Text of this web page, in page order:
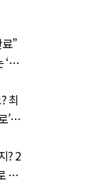
”
‘최
최
’의
? 2
돌